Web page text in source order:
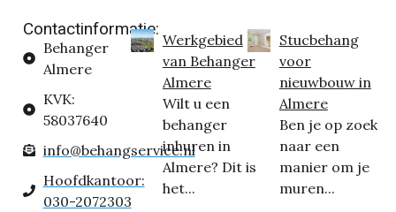
Contactinformatie:
Behanger
Almere
KVK:
58037640
info@behangservice.nl
Hoofdkantoor:
030-2072303
Werkgebied
van Behanger
Almere
Wilt u een
behanger
inhuren in
Almere? Dit is
het...
Stucbehang
voor
nieuwbouw in
Almere
Ben je op zoek
naar een
manier om je
muren...